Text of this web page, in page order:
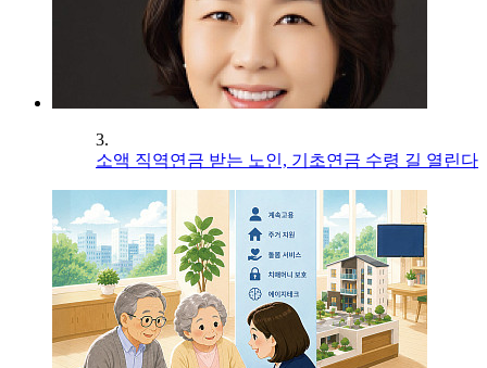
3.
소액 직역연금 받는 노인, 기초연금 수령 길 열린다